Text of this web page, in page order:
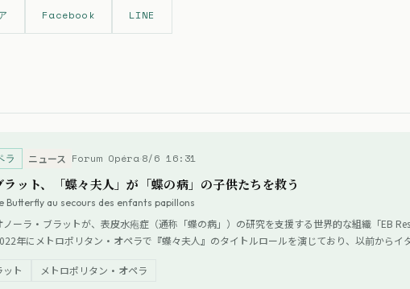
Facebook LINE
ラ ニュース Forum Opéra 8/6 16:31
ット、「蝶々夫人」が「蝶の病」の子供たちを救う
Butterfly au secours des enfants papillons
ノーラ・ブラットが、表皮水疱症（通称「蝶の病」）の研究を支援する世界的な組織「EB
年にメトロポリタン・オペラで『蝶々夫人』のタイトルロールを演じており、以前からイ
ト
メトロポリタン・オペラ